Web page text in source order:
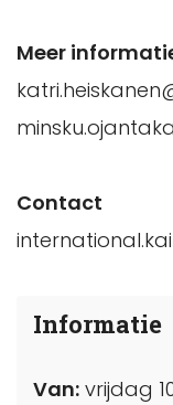
Meer
Contact
Informatie
Van: vrijdag